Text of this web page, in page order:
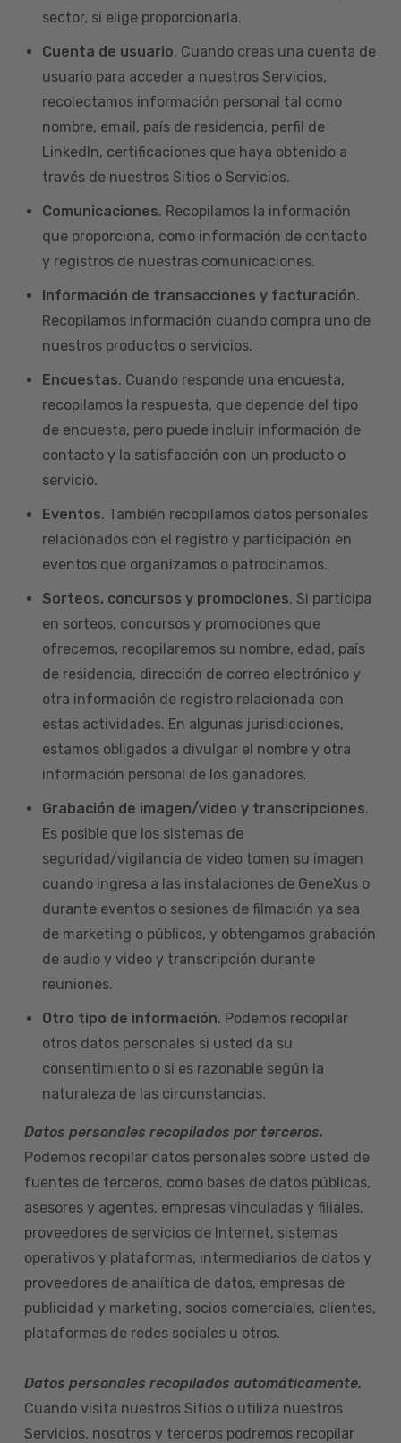
sector, si elige proporcionarla.
Cuenta de usuario. Cuando creas una cuenta de
usuario para acceder a nuestros Servicios,
recolectamos información personal tal como
nombre, email, país de residencia, perfil de
LinkedIn, certificaciones que haya obtenido a
través de nuestros Sitios o Servicios.
Comunicaciones. Recopilamos la información
que proporciona, como información de contacto
y registros de nuestras comunicaciones.
Información de transacciones y facturación.
Recopilamos información cuando compra uno de
nuestros productos o servicios.
Encuestas. Cuando responde una encuesta,
recopilamos la respuesta, que depende del tipo
de encuesta, pero puede incluir información de
contacto y la satisfacción con un producto o
servicio.
Eventos. También recopilamos datos personales
relacionados con el registro y participación en
eventos que organizamos o patrocinamos.
Sorteos, concursos y promociones. Si participa
en sorteos, concursos y promociones que
ofrecemos, recopilaremos su nombre, edad, país
de residencia, dirección de correo electrónico y
otra información de registro relacionada con
estas actividades. En algunas jurisdicciones,
estamos obligados a divulgar el nombre y otra
información personal de los ganadores.
Grabación de imagen/video y transcripciones.
Es posible que los sistemas de
seguridad/vigilancia de video tomen su imagen
cuando ingresa a las instalaciones de GeneXus o
durante eventos o sesiones de filmación ya sea
de marketing o públicos, y obtengamos grabación
de audio y video y transcripción durante
reuniones.
Otro tipo de información. Podemos recopilar
otros datos personales si usted da su
consentimiento o si es razonable según la
naturaleza de las circunstancias.
Datos personales recopilados por terceros.
Podemos recopilar datos personales sobre usted de
fuentes de terceros, como bases de datos públicas,
asesores y agentes, empresas vinculadas y filiales,
proveedores de servicios de Internet, sistemas
operativos y plataformas, intermediarios de datos y
proveedores de analítica de datos, empresas de
publicidad y marketing, socios comerciales, clientes,
plataformas de redes sociales u otros.
Datos personales recopilados automáticamente.
Cuando visita nuestros Sitios o utiliza nuestros
Servicios, nosotros y terceros podremos recopilar